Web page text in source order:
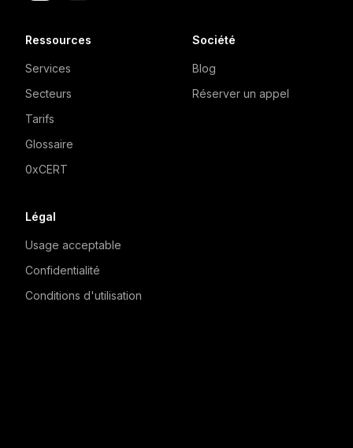
Ressources
Services
Secteurs
Tarifs
Glossaire
0xCERT
Société
Blog
Réserver un appel
Légal
Usage acceptable
Confidentialité
Conditions d'utilisation